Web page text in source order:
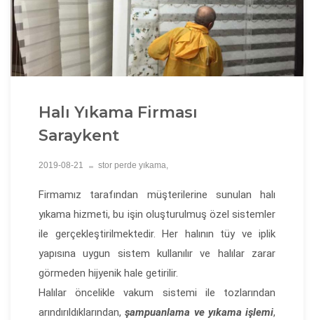
Halı Yıkama Firması
Saraykent
2019-08-21 stor perde yıkama,
Firmamız tarafından müşterilerine sunulan halı
yıkama hizmeti, bu işin oluşturulmuş özel sistemler
ile gerçekleştirilmektedir. Her halının tüy ve iplik
yapısına uygun sistem kullanılır ve halılar zarar
görmeden hijyenik hale getirilir.
Halılar öncelikle vakum sistemi ile tozlarından
arındırıldıklarından,şampuanlama ve yıkama işlemi,